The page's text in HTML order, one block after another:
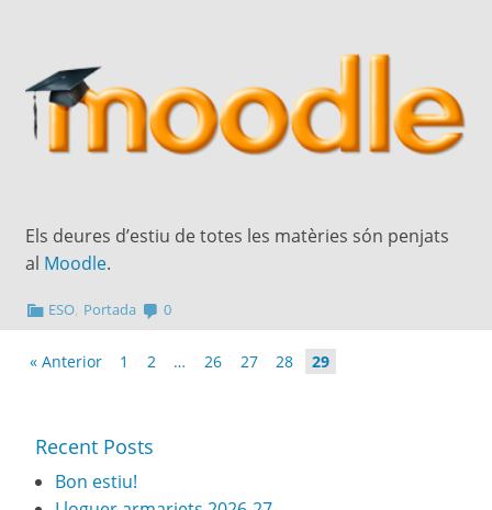
Els deures d’estiu de totes les matèries són penjats
al Moodle.
ESO Portada 0
« Anterior 1 2 … 26 27 28 29
Recent Posts
Bon estiu!